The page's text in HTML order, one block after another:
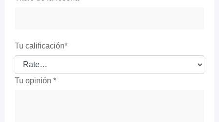
Tu calificación*
Tu opinión *